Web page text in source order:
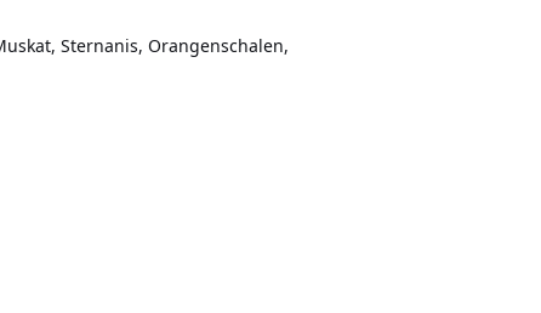
Sternanis, Orangenschalen,